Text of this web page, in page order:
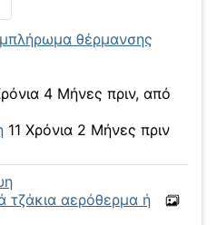
θέρμανσης
4 Μήνες πριν, από
11 Χρόνια 2 Μήνες πριν
τζάκια αερόθερμα ή